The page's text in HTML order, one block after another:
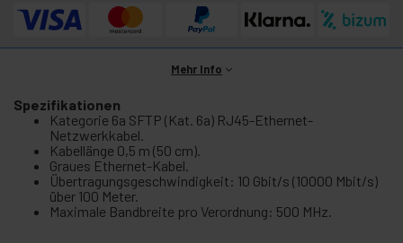
Mehr Info
Spezifikationen
Kategorie 6a SFTP (Kat. 6a) RJ45-Ethernet-
Netzwerkkabel.
Kabellänge 0,5 m (50 cm).
Graues Ethernet-Kabel.
Übertragungsgeschwindigkeit: 10 Gbit/s (10000 Mbit/s)
über 100 Meter.
Maximale Bandbreite pro Verordnung: 500 MHz.